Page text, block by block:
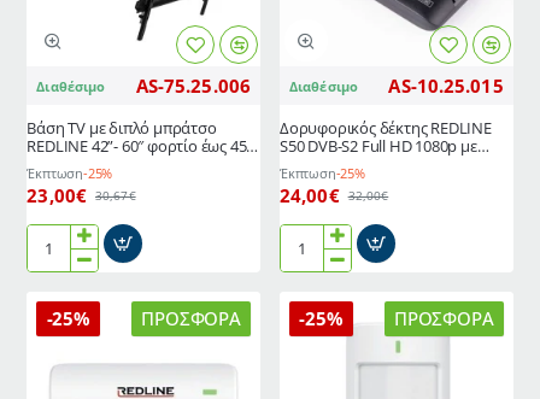
Antenna
Διαθέσιμο AS-75.25.006
Βάση TV με διπλό μπράτσο
REDLINE 42”- 60″ φορτίο έως 45
κιλά και δυνατότητα κίνησης
180° και κλίσης 0-10°
Έκπτωση-25%
23,00€ 30,67€
Βάση
με
διπλό
Διαθέσιμο AS-10.25.015
Δορυφορικός δέκτης REDLINE
S50 DVB-S2 Full HD 1080p με
HDMI USB Ethernet, εγγραφή
PVR και Timeshift
Έκπτωση-25%
24,00€ 32,00€
Δορυφορικός
REDLINE
S50
ΠΡΟΣΦΟΡΆ
-25% ΠΡΟΣΦΟΡΆ
-25%